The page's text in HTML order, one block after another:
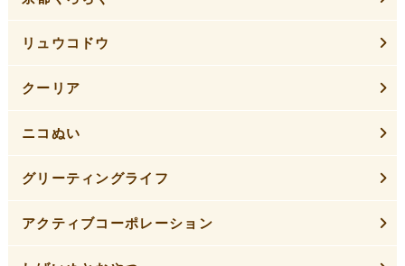
リュウコドウ
クーリア
ニコぬい
グリーティングライフ
アクティブコーポレーション